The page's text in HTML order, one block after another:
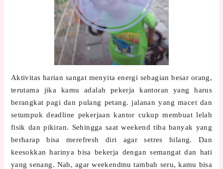
Aktivitas harian sangat menyita energi sebagian besar orang,
terutama jika kamu adalah pekerja kantoran yang harus
berangkat pagi dan pulang petang. jalanan yang macet dan
setumpuk deadline pekerjaan kantor cukup membuat lelah
fisik dan pikiran. Sehingga saat weekend tiba banyak yang
berharap bisa merefresh diri agar setres hilang. Dan
keesokkan harinya bisa bekerja dengan semangat dan hati
yang senang. Nah, agar weekendmu tambah seru, kamu bisa